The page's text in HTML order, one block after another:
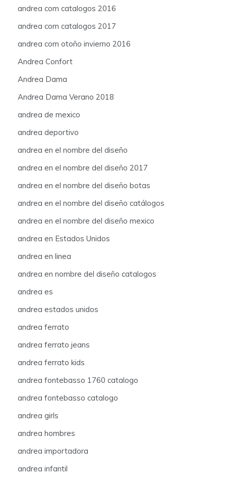
andrea com catalogos 2016
andrea com catalogos 2017
andrea com otoño invierno 2016
Andrea Confort
Andrea Dama
Andrea Dama Verano 2018
andrea de mexico
andrea deportivo
andrea en el nombre del diseño
andrea en el nombre del diseño 2017
andrea en el nombre del diseño botas
andrea en el nombre del diseño catálogos
andrea en el nombre del diseño mexico
andrea en Estados Unidos
andrea en linea
andrea en nombre del diseño catalogos
andrea es
andrea estados unidos
andrea ferrato
andrea ferrato jeans
andrea ferrato kids
andrea fontebasso 1760 catalogo
andrea fontebasso catalogo
andrea girls
andrea hombres
andrea importadora
andrea infantil